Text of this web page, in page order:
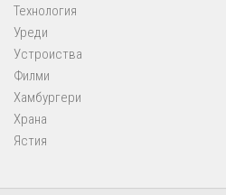
Технология
Уреди
Устроиства
Филми
Хамбургери
Храна
Ястия